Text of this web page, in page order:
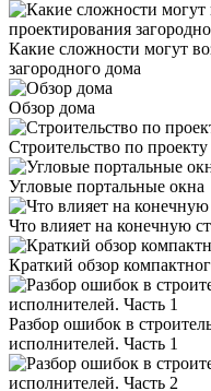
Какие сложности могут
загородного дома
Обзор дома
Строительство по
Угловые портальные окна
Что влияет на конечную
Краткий обзор
Разбор ошибок в
исполнителей. Часть 1